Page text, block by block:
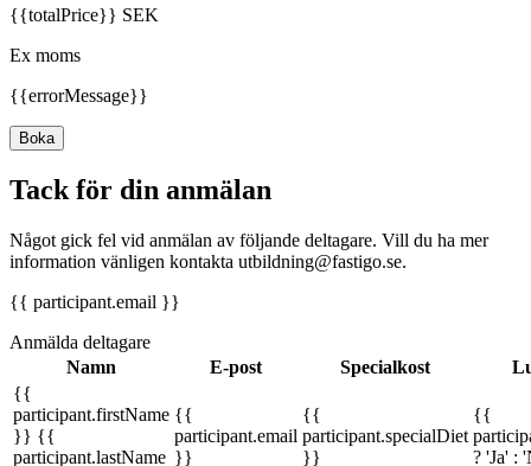
{{totalPrice}} SEK
Ex moms
{{errorMessage}}
Boka
Tack för din anmälan
Något gick fel vid anmälan av följande deltagare. Vill du ha mer
information vänligen kontakta utbildning@fastigo.se.
{{ participant.email }}
Anmälda deltagare
Namn
E-post Specialkost
{{
participant.firstName
}} {{
participant.lastName
{{
participant.email
}}
{{
participant.specialDiet
}}
{{
? 'Ja' :